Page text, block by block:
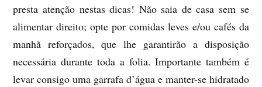
presta atenção nestas dicas! Não saia de casa sem se
alimentar direito; opte por comidas leves e/ou cafés da
manhã reforçados, que lhe garantirão a disposição
necessária durante toda a folia. Importante também é
levar consigo uma garrafa d’água e manter-se hidratado